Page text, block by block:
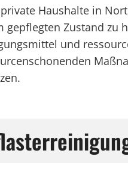
Haushalte in
gepflegten Zustand zu
und